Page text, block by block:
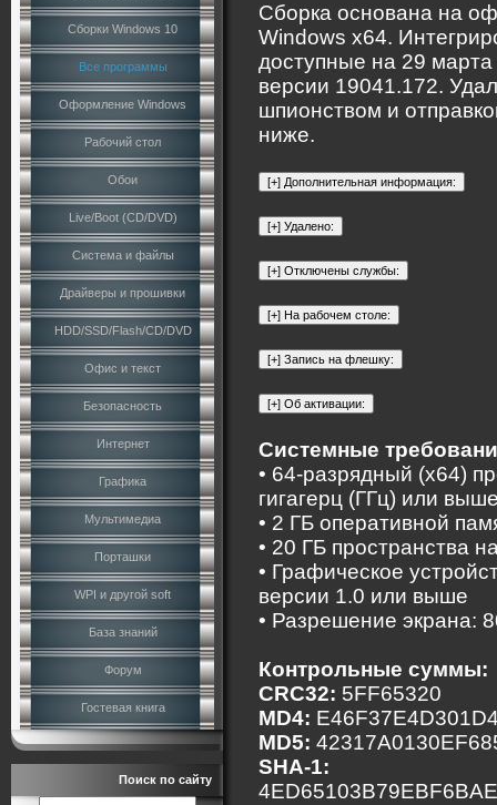
Сборки Windows 10
Все программы
Оформление Windows
Рабочий стол
Обои
Live/Boot (CD/DVD)
Система и файлы
Драйверы и прошивки
HDD/SSD/Flash/CD/DVD
Офис и текст
Безопасность
Интернет
Графика
Мультимедиа
Порташки
WPI и другой soft
База знаний
Форум
Гостевая книга
Поиск по сайту
Сборка основана на
Windows x64.
доступные на 29
версии 19041.172.
шпионством и
ниже.
Системные
• 64-разрядный (x64)
гигагерц (ГГц) или
• 2 ГБ оперативной
• 20 ГБ пространства
• Графическое
версии 1.0 или выше
• Разрешение экрана:
Контрольные суммы:
CRC32: 5FF65320
MD4:
MD5:
SHA-1: